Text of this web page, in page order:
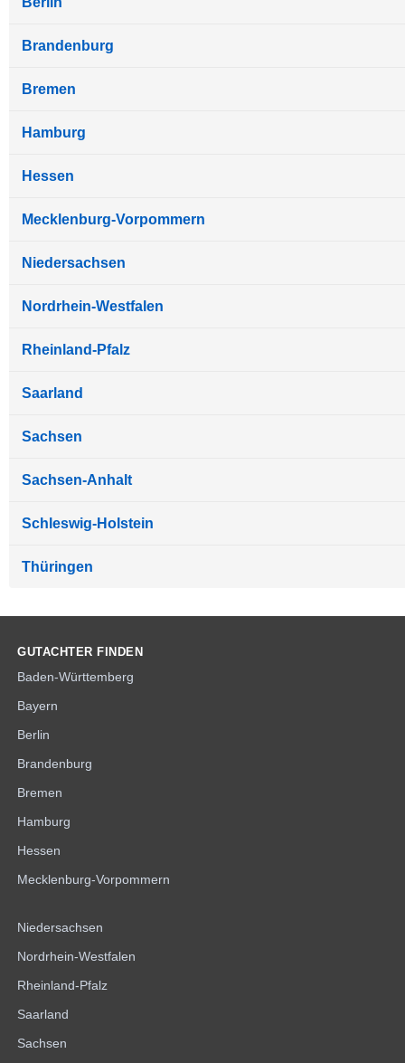
Brandenburg
Bremen
Hamburg
Hessen
Mecklenburg-Vorpommern
Niedersachsen
Nordrhein-Westfalen
Rheinland-Pfalz
Saarland
Sachsen
Sachsen-Anhalt
Schleswig-Holstein
Thüringen
GUTACHTER FINDEN
Baden-Württemberg
Bayern
Berlin
Brandenburg
Bremen
Hamburg
Hessen
Mecklenburg-Vorpommern
Niedersachsen
Nordrhein-Westfalen
Rheinland-Pfalz
Saarland
Sachsen